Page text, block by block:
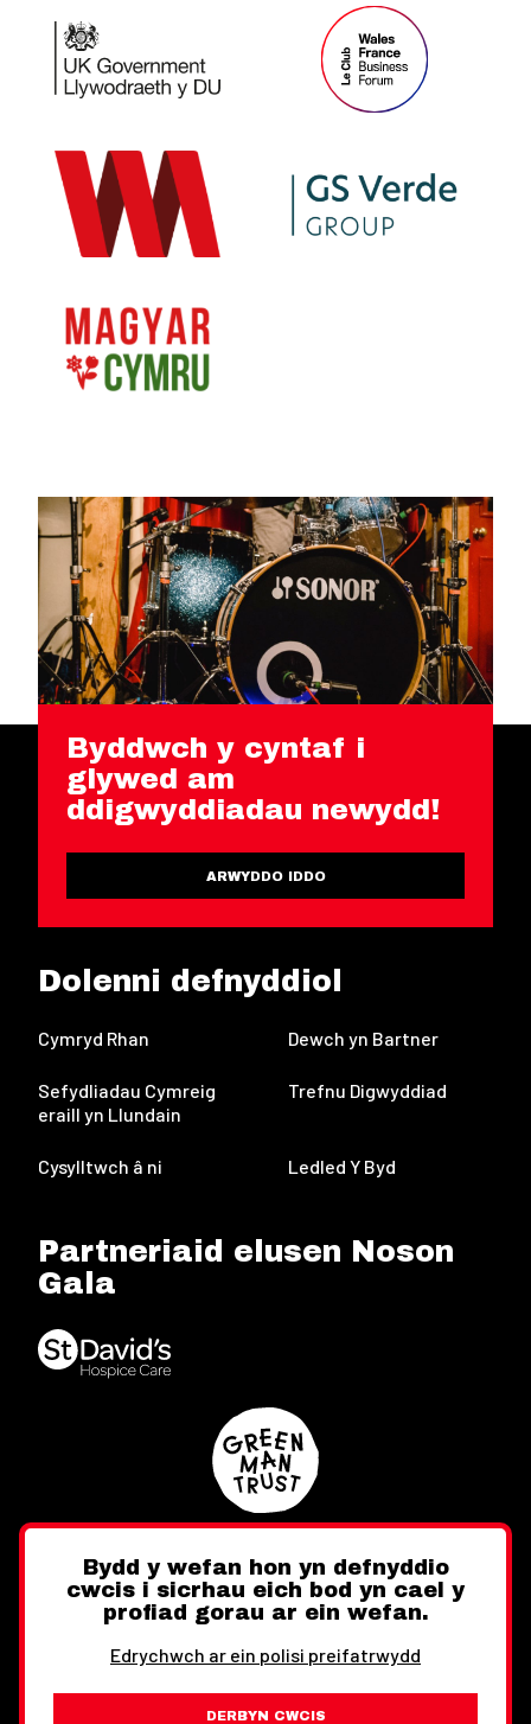
Byddwch y cyntaf i
glywed am
ddigwyddiadau newydd!
ARWYDDO IDDO
Dolenni defnyddiol
Cymryd Rhan Dewch yn Bartner
Sefydliadau Cymreig
eraill yn Llundain
Trefnu Digwyddiad
Cysylltwch â ni Ledled Y Byd
Partneriaid elusen Noson
Gala
Twitter FacebookInstagram
Bydd y wefan hon yn defnyddio
cwcis i sicrhau eich bod yn cael y
profiad gorau ar ein wefan.
Edrychwch ar ein polisi preifatrwydd
DERBYN CWCIS